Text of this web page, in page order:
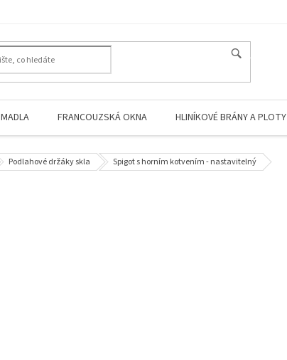
MADLA FRANCOUZSKÁ OKNA HLINÍKOVÉ BRÁNY A PLOTY
Podlahové držáky skla Spigot s horním kotvením - nastavitelný